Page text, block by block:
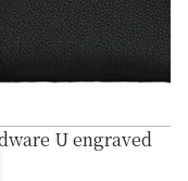
U engraved